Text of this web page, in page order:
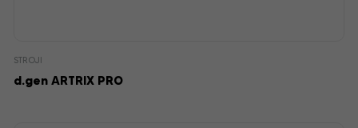
STROJI
d.gen ARTRIX PRO